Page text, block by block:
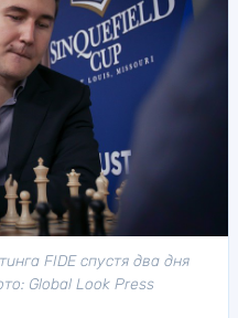
FIDE спустя два дня
Global Look Press